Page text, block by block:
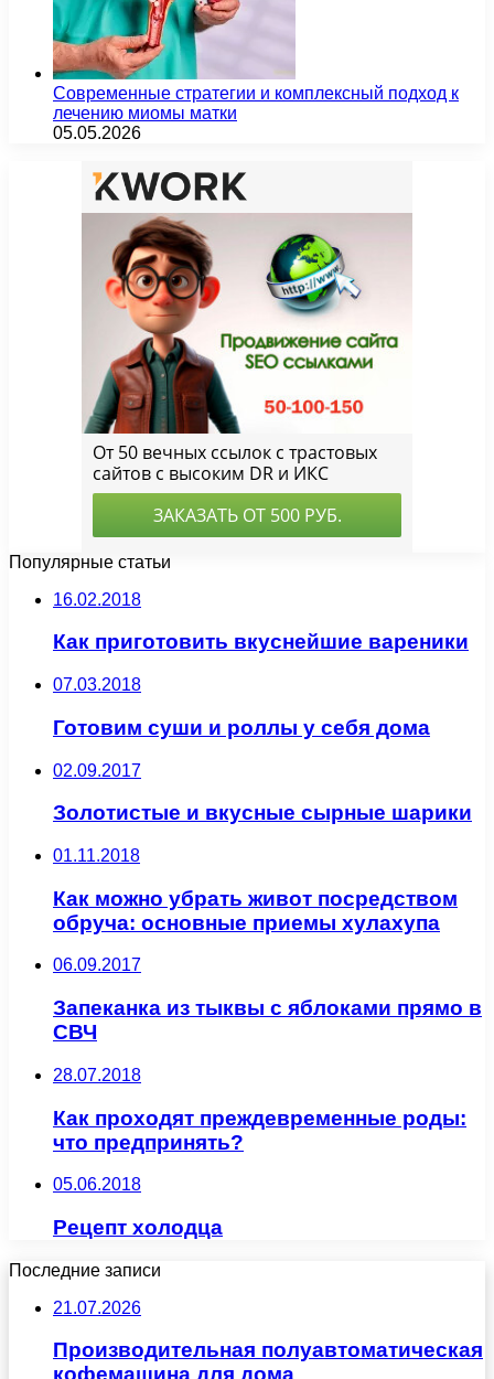
Современные стратегии и комплексный подход к
лечению миомы матки
05.05.2026
Популярные статьи
16.02.2018
Как приготовить вкуснейшие вареники
07.03.2018
Готовим суши и роллы у себя дома
02.09.2017
Золотистые и вкусные сырные шарики
01.11.2018
Как можно убрать живот посредством
обруча: основные приемы хулахупа
06.09.2017
Запеканка из тыквы с яблоками прямо в
СВЧ
28.07.2018
Как проходят преждевременные роды:
что предпринять?
05.06.2018
Рецепт холодца
Последние записи
21.07.2026
Производительная полуавтоматическая